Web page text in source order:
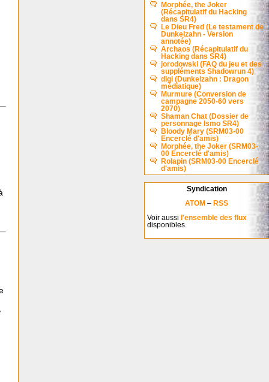
Morphée, the Joker
(Récapitulatif du Hacking
dans SR4)
Le Dieu Fred (Le testament de
Dunkelzahn - Version
annotée)
Archaos (Récapitulatif du
Hacking dans SR4)
jorodowski (FAQ du jeu et des
suppléments Shadowrun 4)
digi (Dunkelzahn : Dragon
médiatique)
Murmure (Conversion de
campagne 2050-60 vers
2070)
Shaman Chat (Dossier de
personnage Ismo SR4)
Bloody Mary (SRM03-00
Encerclé d'amis)
Morphée, the Joker (SRM03-
00 Encerclé d'amis)
Rolapin (SRM03-00 Encerclé
d'amis)
Syndication
ATOM – RSS
Voir aussi l'ensemble des flux
disponibles.